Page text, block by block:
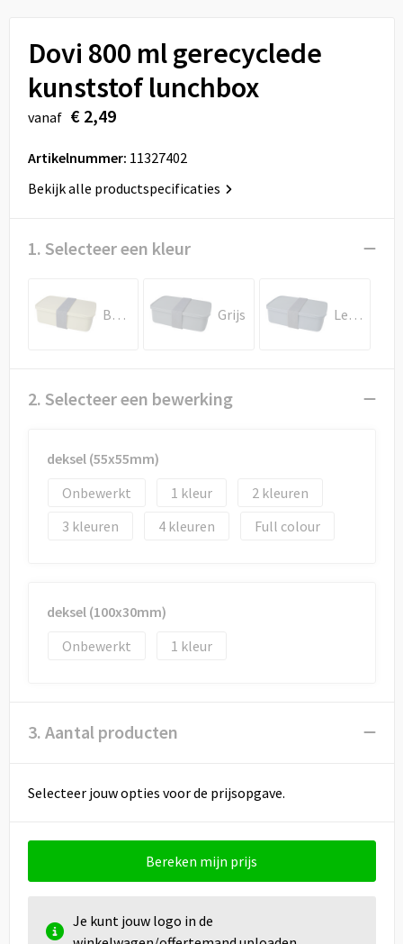
Veiligheid, Auto en Fiets
Vrije tijd en Strand
Aanstekers
Rugzakken
Schoenentassen
Sporttassen
Autotassen
Draagtassen
Papieren tassen
Strandtassen
Dovi 800 ml gerecyclede
kunststof lunchbox
vanaf € 2,49
Artikelnummer: 11327402
Bekijk alle productspecificaties
1. Selecteer een kleur
Beige Grijs Leigrijs
2. Selecteer een bewerking
deksel (55x55mm)
Onbewerkt
1
2
3
4 Full colour
deksel (100x30mm)
Onbewerkt
1
3. Aantal producten
Selecteer jouw opties voor de prijsopgave.
Bereken mijn prijs
Je kunt jouw logo in de